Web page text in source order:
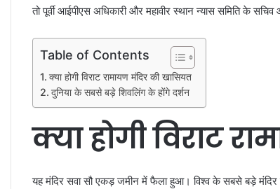
तो पूर्वी आईपीएस अधिकारी और महावीर स्थान न्यास समिति के
Table of Contents
क्या होगी विराट रामायण मंदिर की खासियत
दुनिया के सबसे बड़े शिवलिंग के होंगे दर्शन
क्या होगी विराट
यह मंदिर सवा सौ एकड़ जमीन में फैला हुआ। विश्व के सबसे बड़े